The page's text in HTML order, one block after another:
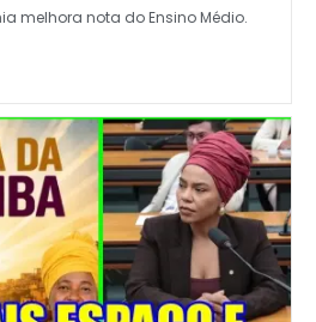
melhora nota do Ensino Médio.